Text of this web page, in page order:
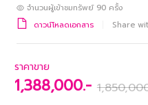
จำนวนผู้เข้าชมทรัพย์ 90 ครั้ง
ดาวน์โหลดเอกสาร
Share
ราคาขาย
1,388,000.-